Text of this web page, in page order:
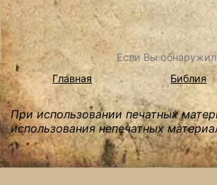
Если Вы
Главная
Библия
При использовании печатных
использования непечатных